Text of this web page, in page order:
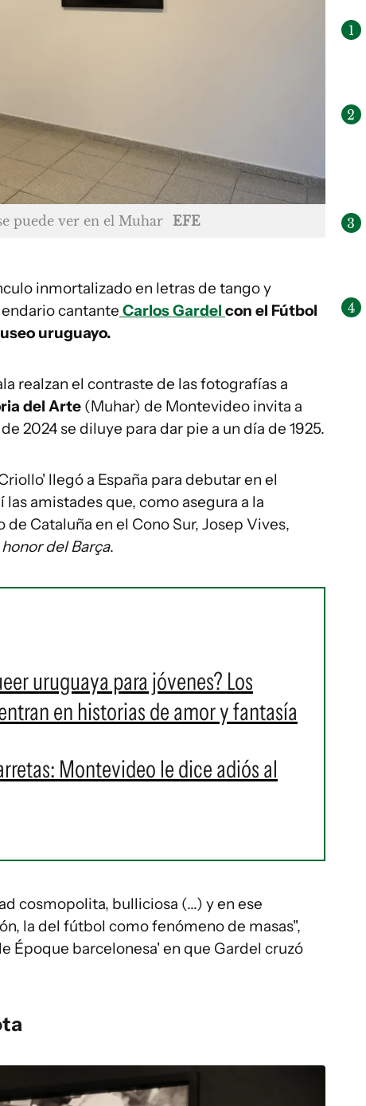
puede ver en el Muhar EFE
inmortalizado en letras de tango y
cantante Carlos Gardel con el Fútbol
uruguayo.
realzan el contraste de las fotografías a
del Arte (Muhar) de Montevideo invita a
2024 se diluye para dar pie a un día de 1925.
llegó a España para debutar en el
amistades que, como asegura a la
Cataluña en el Cono Sur, Josep Vives,
del Barça.
uruguaya para jóvenes? Los
en historias de amor y fantasía
Montevideo le dice adiós al
cosmopolita, bulliciosa (...) y en ese
la del fútbol como fenómeno de masas",
Époque barcelonesa' en que Gardel cruzó